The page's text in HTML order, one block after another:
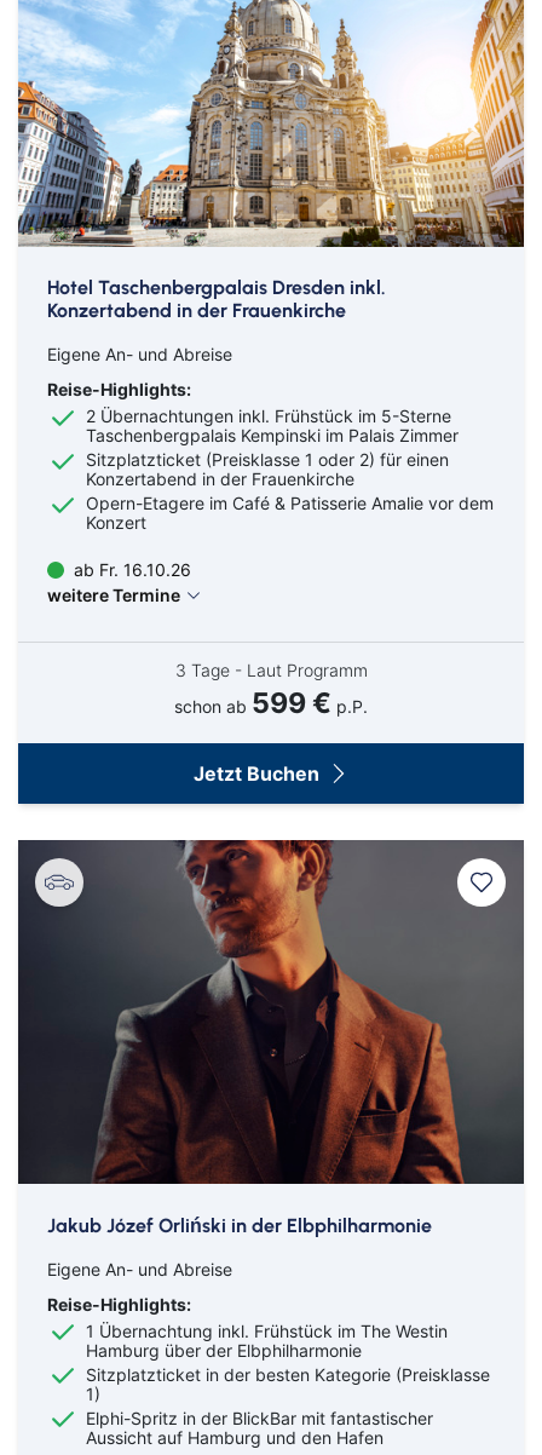
Hotel Taschenbergpalais Dresden inkl.
Konzertabend in der Frauenkirche
Eigene An- und Abreise
Reise-Highlights:
2 Übernachtungen inkl. Frühstück im 5-Sterne
Taschenbergpalais Kempinski im Palais Zimmer
Sitzplatzticket (Preisklasse 1 oder 2) für einen
Konzertabend in der Frauenkirche
Opern-Etagere im Café & Patisserie Amalie vor dem
Konzert
ab Fr. 16.10.26
weitere Termine
3 Tage - Laut Programm
schon ab 599 € p.P.
Jetzt Buchen
Jakub Józef Orliński in der Elbphilharmonie
Eigene An- und Abreise
Reise-Highlights:
1 Übernachtung inkl. Frühstück im The Westin
Hamburg über der Elbphilharmonie
Sitzplatzticket in der besten Kategorie (Preisklasse
1)
Elphi-Spritz in der BlickBar mit fantastischer
Aussicht auf Hamburg und den Hafen